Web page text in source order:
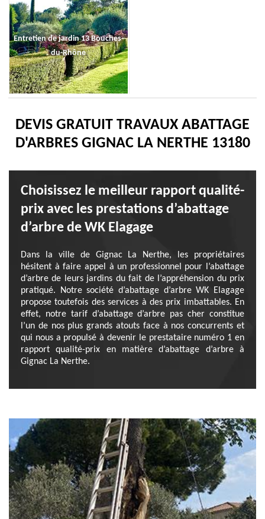
Entretien de jardin 13 Bouches-
du-Rhône
DEVIS GRATUIT TRAVAUX ABATTAGE
D'ARBRES GIGNAC LA NERTHE 13180
Choisissez le meilleur rapport qualité-
prix avec les prestations d’abattage
d’arbre de WK Elagage
Dans la ville de Gignac La Nerthe, les propriétaires
hésitent à faire appel à un professionnel pour l’abattage
d’arbre de leurs jardins du fait de l’appréhension du prix
pratiqué. Notre société d’abattage d’arbre WK Elagage
propose toutefois des services à des prix imbattables. En
effet, notre tarif d’abattage d’arbre pas cher constitue
l’un de nos plus grands atouts face à nos concurrents et
qui nous a propulsé à devenir le prestataire numéro 1 en
rapport qualité-prix en matière d’abattage d’arbre à
Gignac La Nerthe.